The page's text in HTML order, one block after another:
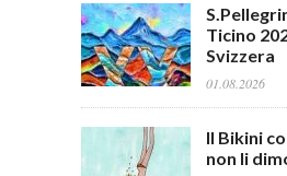
Ticino
Svizzera
01.08.2026
Il Bikini
non li